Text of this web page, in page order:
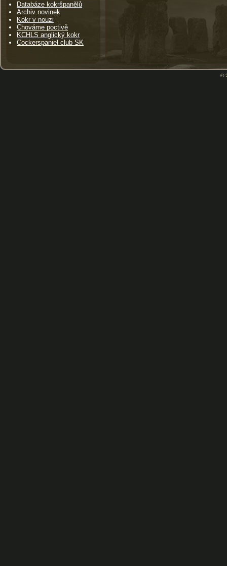
Databáze kokršpanělů
Archiv novinek
Kokr v nouzi
Chováme poctivě
KCHLS anglický kokr
Cockerspaniel club SK
©